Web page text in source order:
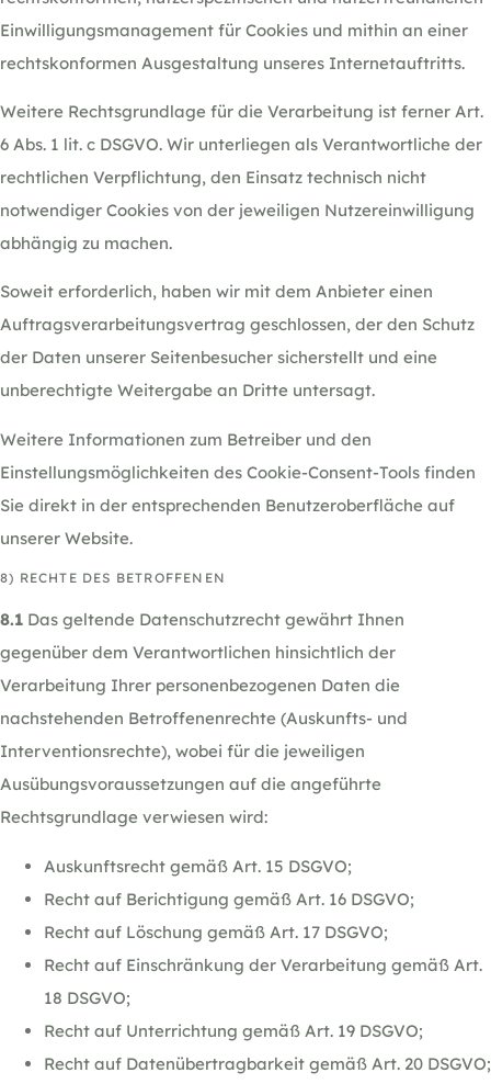
Einwilligungsmanagement für Cookies und mithin an einer
rechtskonformen Ausgestaltung unseres Internetauftritts.
Weitere Rechtsgrundlage für die Verarbeitung ist ferner Art.
6 Abs. 1 lit. c DSGVO. Wir unterliegen als Verantwortliche der
rechtlichen Verpflichtung, den Einsatz technisch nicht
notwendiger Cookies von der jeweiligen Nutzereinwilligung
abhängig zu machen.
Soweit erforderlich, haben wir mit dem Anbieter einen
Auftragsverarbeitungsvertrag geschlossen, der den Schutz
der Daten unserer Seitenbesucher sicherstellt und eine
unberechtigte Weitergabe an Dritte untersagt.
Weitere Informationen zum Betreiber und den
Einstellungsmöglichkeiten des Cookie-Consent-Tools finden
Sie direkt in der entsprechenden Benutzeroberfläche auf
unserer Website.
8) RECHTE DES BETROFFENEN
8.1 Das geltende Datenschutzrecht gewährt Ihnen
gegenüber dem Verantwortlichen hinsichtlich der
Verarbeitung Ihrer personenbezogenen Daten die
nachstehenden Betroffenenrechte (Auskunfts- und
Interventionsrechte), wobei für die jeweiligen
Ausübungsvoraussetzungen auf die angeführte
Rechtsgrundlage verwiesen wird:
Auskunftsrecht gemäß Art. 15 DSGVO;
Recht auf Berichtigung gemäß Art. 16 DSGVO;
Recht auf Löschung gemäß Art. 17 DSGVO;
Recht auf Einschränkung der Verarbeitung gemäß Art.
18 DSGVO;
Recht auf Unterrichtung gemäß Art. 19 DSGVO;
Recht auf Datenübertragbarkeit gemäß Art. 20 DSGVO;